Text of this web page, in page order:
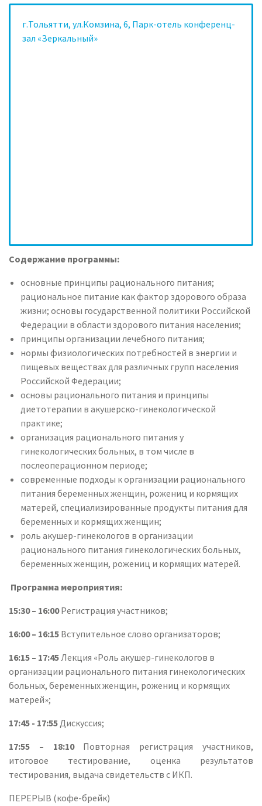
г.Тольятти, ул.Комзина, 6, Парк-отель конференц-
зал «Зеркальный»
Содержание программы:
основные принципы рационального питания;
рациональное питание как фактор здорового образа
жизни; основы государственной политики Российской
Федерации в области здорового питания населения;
принципы организации лечебного питания;
нормы физиологических потребностей в энергии и
пищевых веществах для различных групп населения
Российской Федерации;
основы рационального питания и принципы
диетотерапии в акушерско-гинекологической
практике;
организация рационального питания у
гинекологических больных, в том числе в
послеоперационном периоде;
современные подходы к организации рационального
питания беременных женщин, рожениц и кормящих
матерей, специализированные продукты питания для
беременных и кормящих женщин;
роль акушер-гинекологов в организации
рационального питания гинекологических больных,
беременных женщин, рожениц и кормящих матерей.
Программа мероприятия:
15:30 – 16:00Регистрация участников;
16:00 – 16:15 Вступительное слово организаторов;
16:15 – 17:45Лекция «Роль акушер-гинекологов в
организации рационального питания гинекологических
больных, беременных женщин, рожениц и кормящих
матерей»;
17:45 - 17:55Дискуссия;
17:55 – 18:10Повторная регистрация участников,
итоговое тестирование, оценка результатов
тестирования, выдача свидетельств с ИКП.
ПЕРЕРЫВ (кофе-брейк)